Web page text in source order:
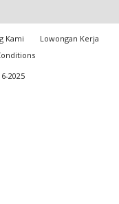
Kami
Lowongan Kerja
2025